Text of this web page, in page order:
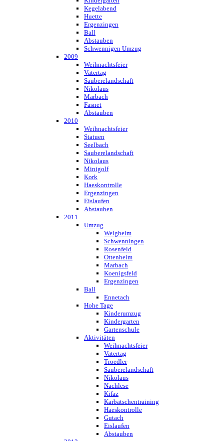
Kegelabend
Huette
Ergenzingen
Ball
Abstauben
Schwennigen Umzug
2009
Weihnachtsfeier
Vatertag
Sauberelandschaft
Nikolaus
Marbach
Fasnet
Abstauben
2010
Weihnachtsfeier
Statuen
Seelbach
Sauberelandschaft
Nikolaus
Minigolf
Kork
Haeskontrolle
Ergenzingen
Eislaufen
Abstauben
2011
Umzug
Weigheim
Schwenningen
Rosenfeld
Ottenheim
Marbach
Koenigsfeld
Ergenzingen
Ball
Ennetach
Hohe Tage
Kinderumzug
Kindergarten
Gartenschule
Aktivitäten
Weihnachtsfeier
Vatertag
Troedler
Sauberelandschaft
Nikolaus
Nachlese
Kifaz
Karbatschentraining
Haeskontrolle
Gutach
Eislaufen
Abstauben